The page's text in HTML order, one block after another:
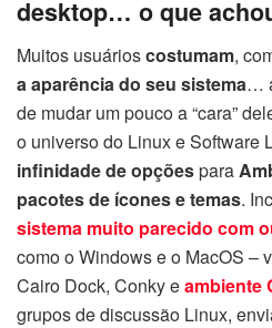
desktop… o que
Muitos usuárioscostumam,
a aparência do seu sistema…
de mudar um pouco a “cara”
o universo do Linux e Software
infinidade de opçõespara
pacotes de ícones e temas.
sistema muito parecido com
como o Windows e o MacOS –
Cairo Dock, Conky eambiente
grupos de discussão Linux,